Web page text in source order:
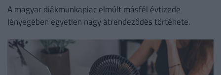
A magyar diákmunkapiac elmúlt másfél évtizede
lényegében egyetlen nagy átrendeződés története.